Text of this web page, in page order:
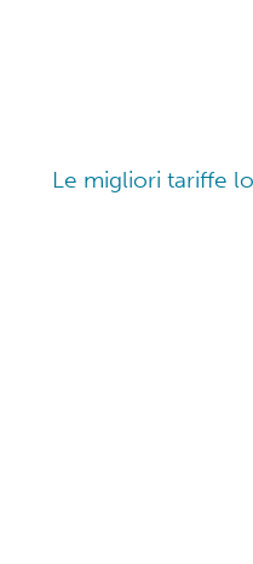
Le migliori tariffe